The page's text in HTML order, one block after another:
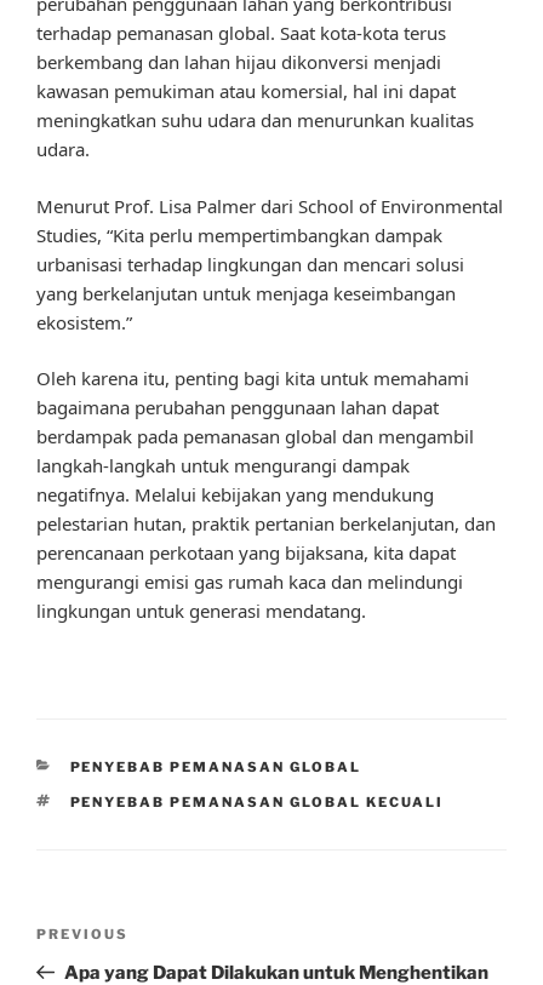
terhadap pemanasan global. Saat kota-kota terus
berkembang dan lahan hijau dikonversi menjadi
kawasan pemukiman atau komersial, hal ini dapat
meningkatkan suhu udara dan menurunkan kualitas
udara.
Menurut Prof. Lisa Palmer dari School of Environmental
Studies, “Kita perlu mempertimbangkan dampak
urbanisasi terhadap lingkungan dan mencari solusi
yang berkelanjutan untuk menjaga keseimbangan
ekosistem.”
Oleh karena itu, penting bagi kita untuk memahami
bagaimana perubahan penggunaan lahan dapat
berdampak pada pemanasan global dan mengambil
langkah-langkah untuk mengurangi dampak
negatifnya. Melalui kebijakan yang mendukung
pelestarian hutan, praktik pertanian berkelanjutan, dan
perencanaan perkotaan yang bijaksana, kita dapat
mengurangi emisi gas rumah kaca dan melindungi
lingkungan untuk generasi mendatang.
CATEGORIES
PENYEBAB PEMANASAN GLOBAL
TAGS
PENYEBAB PEMANASAN GLOBAL KECUALI
Previous
Post
PREVIOUS
Apa yang Dapat Dilakukan untuk Menghentikan